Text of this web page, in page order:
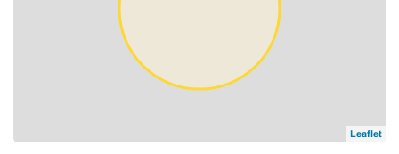
Leaflet